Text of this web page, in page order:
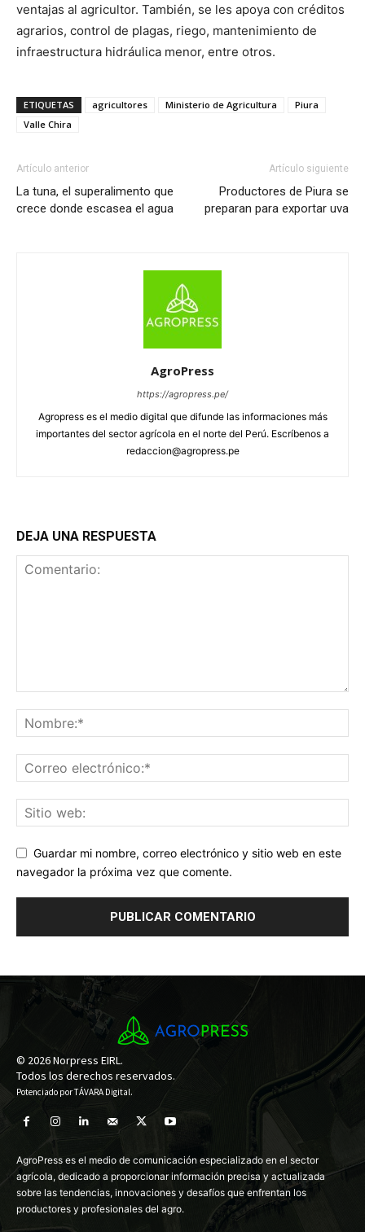
ventajas al agricultor. También, se les apoya con créditos
agrarios, control de plagas, riego, mantenimiento de
infraestructura hidráulica menor, entre otros.
ETIQUETAS agricultores Ministerio de Agricultura
Piura
Valle Chira
Artículo anterior
La tuna, el superalimento que
crece donde escasea el agua
Artículo siguiente
Productores de Piura se
preparan para exportar uva
AgroPress
https://agropress.pe/
Agropress es el medio digital que difunde las informaciones más
importantes del sector agrícola en el norte del Perú. Escríbenos a
redaccion@agropress.pe
DEJA UNA RESPUESTA
Guardar mi nombre, correo electrónico y sitio web en este
navegador la próxima vez que comente.
© 2026 Norpress EIRL.
Todos los derechos reservados.
Potenciado porTÁVARA Digital.
AgroPress es el medio de comunicación especializado en el sector
agrícola, dedicado a proporcionar información precisa y actualizada
sobre las tendencias, innovaciones y desafíos que enfrentan los
productores y profesionales del agro.